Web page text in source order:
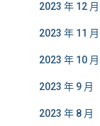
2023 年 12 月
2023 年 11 月
2023 年 10 月
2023 年 9 月
2023 年 8 月